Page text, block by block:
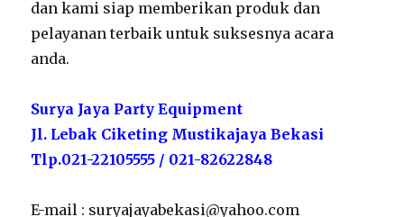
dan kami siap memberikan produk dan
pelayanan terbaik untuk suksesnya acara
anda.
Surya Jaya Party Equipment
Jl. Lebak Ciketing Mustikajaya Bekasi
Tlp.021-22105555 / 021-82622848
E-mail : suryajayabekasi@yahoo.com